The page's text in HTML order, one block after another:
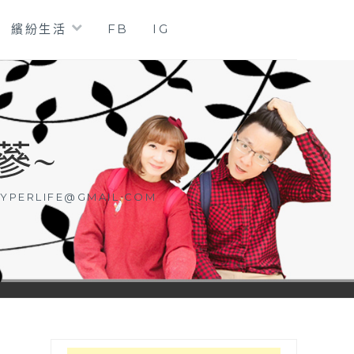
繽紛生活 FB IG
~